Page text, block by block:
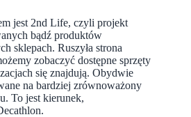
jest 2nd Life, czyli projekt
bądź produktów
sklepach. Ruszyła strona
zobaczyć dostępne sprzęty
się znajdują. Obydwie
na bardziej zrównoważony
To jest kierunek,